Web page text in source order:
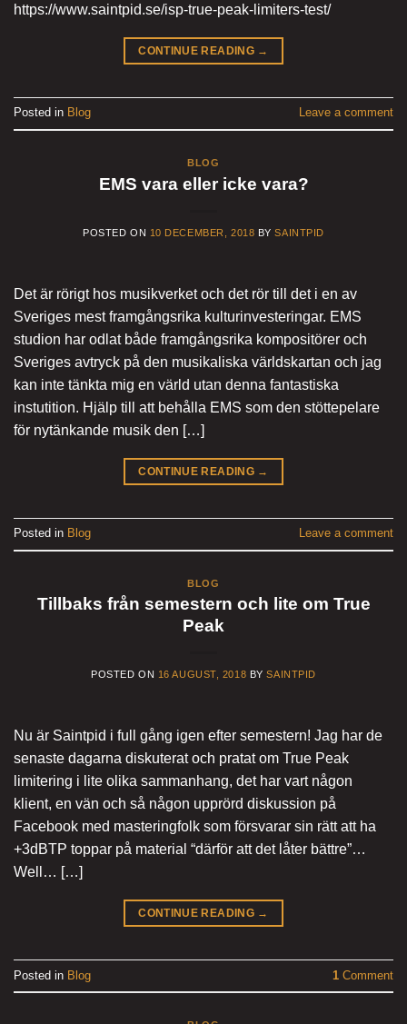
https://www.saintpid.se/isp-true-peak-limiters-test/
CONTINUE READING →
Posted in Blog Leave a comment
BLOG
EMS vara eller icke vara?
POSTED ON 10 DECEMBER, 2018 BYSAINTPID
Det är rörigt hos musikverket och det rör till det i en av
Sveriges mest framgångsrika kulturinvesteringar. EMS
studion har odlat både framgångsrika kompositörer och
Sveriges avtryck på den musikaliska världskartan och jag
kan inte tänkta mig en värld utan denna fantastiska
instutition. Hjälp till att behålla EMS som den stöttepelare
för nytänkande musik den […]
CONTINUE READING →
Posted in Blog Leave a comment
BLOG
Tillbaks från semestern och lite om True
Peak
POSTED ON 16 AUGUST, 2018 BYSAINTPID
Nu är Saintpid i full gång igen efter semestern! Jag har de
senaste dagarna diskuterat och pratat om True Peak
limitering i lite olika sammanhang, det har vart någon
klient, en vän och så någon upprörd diskussion på
Facebook med masteringfolk som försvarar sin rätt att ha
+3dBTP toppar på material “därför att det låter bättre”…
Well… […]
CONTINUE READING →
Posted in Blog 1 Comment